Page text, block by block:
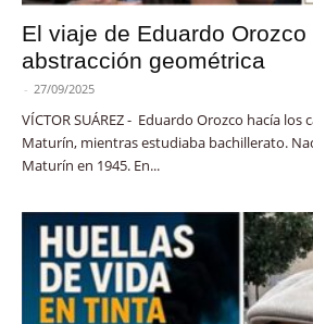
El viaje de Eduardo
abstracción geométrica
- 27/09/2025
VÍCTOR SUÁREZ - Eduardo Orozco hacía los
Maturín, mientras estudiaba bachillerato.
Maturín en 1945. En...